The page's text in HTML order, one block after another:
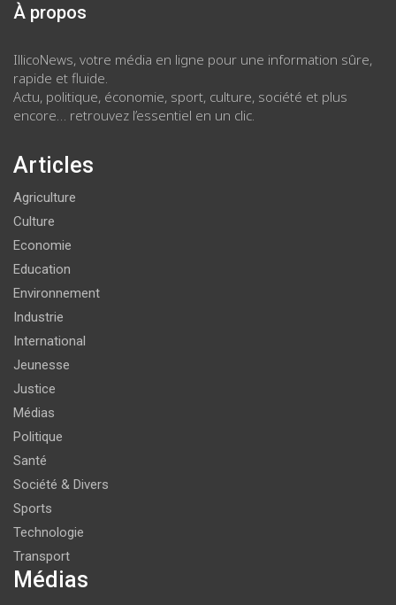
À propos
IllicoNews, votre média en ligne pour une information sûre,
rapide et fluide.
Actu, politique, économie, sport, culture, société et plus
encore… retrouvez l’essentiel en un clic.
Articles
Agriculture
Culture
Economie
Education
Environnement
Industrie
International
Jeunesse
Justice
Médias
Politique
Santé
Société & Divers
Sports
Technologie
Transport
Médias